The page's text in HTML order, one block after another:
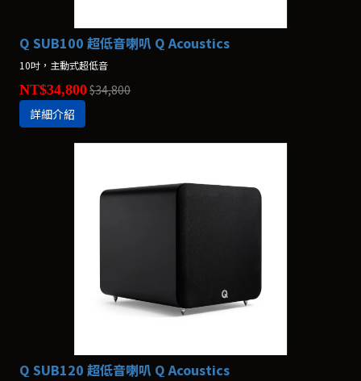
Q SUB100 超低音喇叭 Q Acoustics
10吋，主動式超低音
NT$34,800$34,800
詳細介紹
Q SUB120 超低音喇叭 Q Acoustics